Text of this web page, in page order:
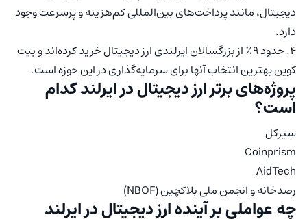
دیجیتال، مانند پرداخت‌های بین‌المللی کم‌هزینه و پرسرعت وجود
دارد.
4. حدود 9٪ از بزرگسالان ایرلندی ارز دیجیتال خرید کرده‌اند و بیت
کوین بهترین انتخاب آنها برای سرمایه‌گذاری در این حوزه است.
پروژه‌های برتر ارز دیجیتال در ایرلند کدام
است؟
سیرکل
Coinprism
AidTech
رصدخانه و انجمن ملی بلاکچین (NBOF)
چه عواملی بر آینده ارز دیجیتال در ایرلند